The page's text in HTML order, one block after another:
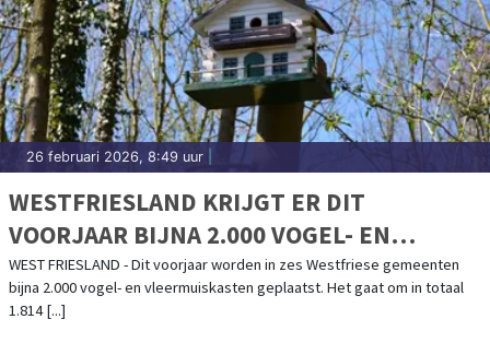
26 februari 2026, 8:49 uur
WESTFRIESLAND KRIJGT ER DIT
VOORJAAR BIJNA 2.000 VOGEL- EN
VLEERMUISKASTEN BIJ
WEST FRIESLAND - Dit voorjaar worden in zes Westfriese gemeenten
bijna 2.000 vogel- en vleermuiskasten geplaatst. Het gaat om in totaal
1.814 [...]